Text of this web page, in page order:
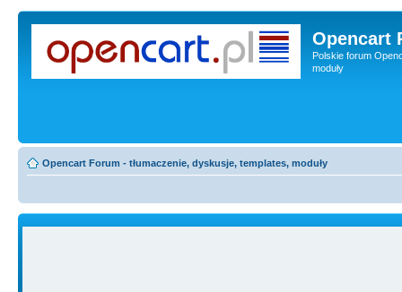
Opencart
Polskie forum
moduły
Opencart Forum - tłumaczenie, dyskusje, templates, moduły